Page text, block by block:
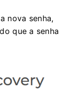
nova senha,
que a senha